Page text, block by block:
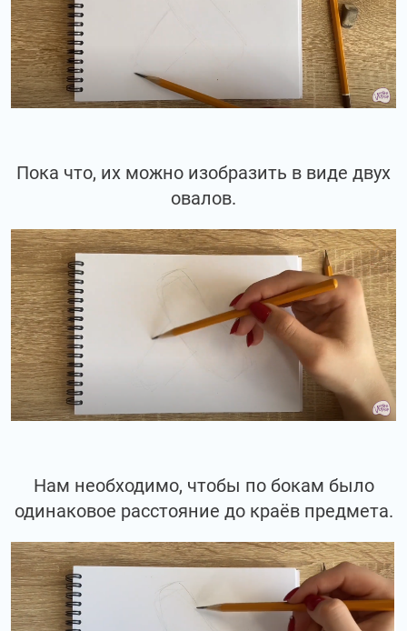
Пока что, их можно изобразить в виде двух
овалов.
Нам необходимо, чтобы по бокам было
одинаковое расстояние до краёв предмета.